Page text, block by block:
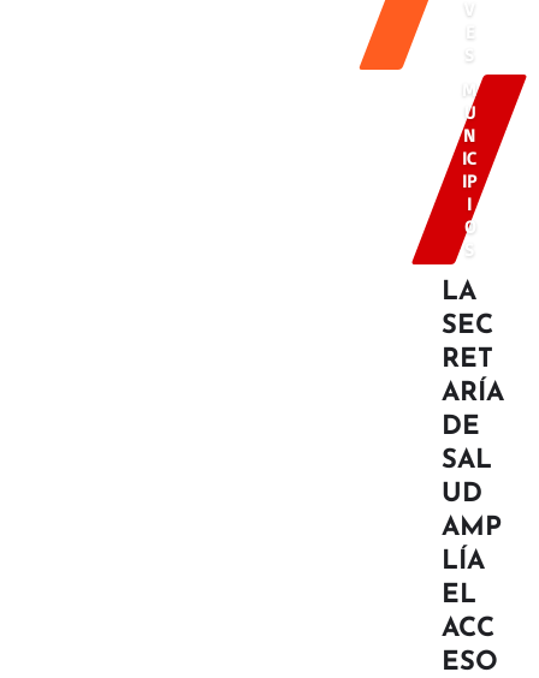
E
S
M
U
N
IC
IP
I
O
S
LA
SEC
RET
ARÍA
DE
SAL
UD
AMP
LÍA
EL
ACC
ESO